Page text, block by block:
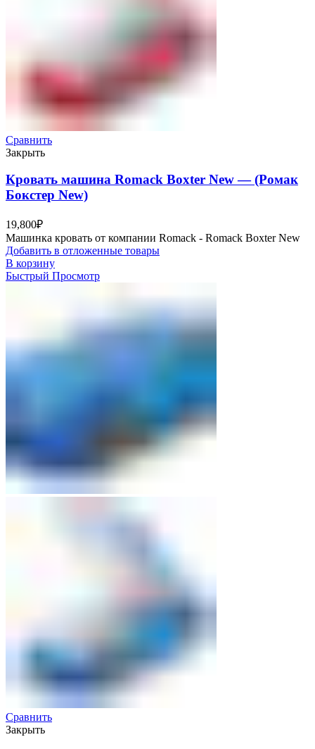
Сравнить
Закрыть
Кровать машина Romack Boxter New — (Ромак
Бокстер New)
19,800₽
Машинка кровать от компании Romack - Romack Boxter New
Добавить в отложенные товары
В корзину
Быстрый Просмотр
Сравнить
Закрыть